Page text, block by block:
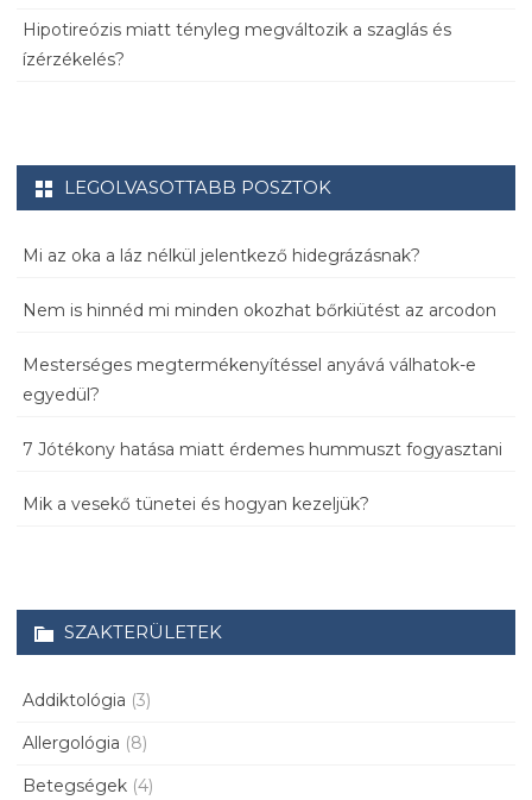
Hipotireózis miatt tényleg megváltozik a szaglás és
ízérzékelés?
LEGOLVASOTTABB POSZTOK
Mi az oka a láz nélkül jelentkező hidegrázásnak?
Nem is hinnéd mi minden okozhat bőrkiütést az arcodon
Mesterséges megtermékenyítéssel anyává válhatok-e
egyedül?
7 Jótékony hatása miatt érdemes hummuszt fogyasztani
Mik a vesekő tünetei és hogyan kezeljük?
SZAKTERÜLETEK
Addiktológia (3)
Allergológia (8)
Betegségek (4)